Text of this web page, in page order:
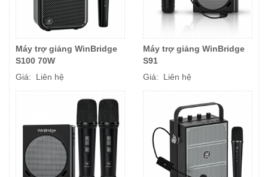
Máy trợ giảng WinBridge
S100 70W
Giá: Liên hệ
Máy trợ giảng WinBridge
S91
Giá: Liên hệ